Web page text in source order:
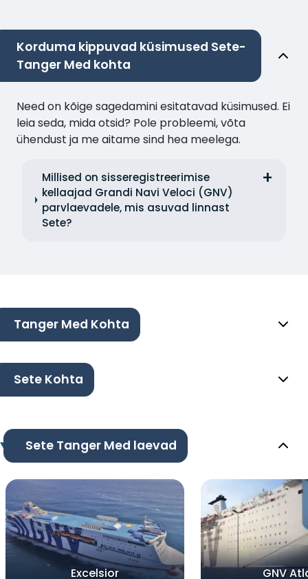
Korduma kippuvad küsimused Sete-
Tanger Med kohta
Need on kõige sagedamini esitatavad küsimused. Ei
leia seda, mida otsid? Pole probleemi, võta
ühendust ja me aitame sind hea meelega.
Millised on sisseregistreerimise
kellaajad Grandi Navi Veloci (GNV)
parvlaevadele, mis asuvad linnast
Sete?
Tanger Med Kohta
Sete Kohta
Sete Tanger Med laevad
Excelsior GNV